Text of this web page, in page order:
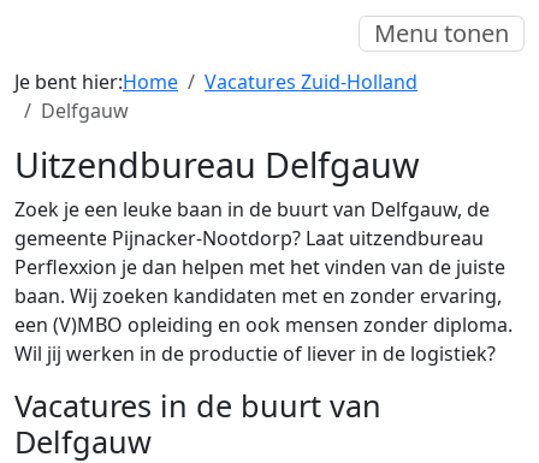
Menu tonen
Je bent hier:Home
Vacatures Zuid-Holland
Delfgauw
Uitzendbureau Delfgauw
Zoek je een leuke baan in de buurt van Delfgauw, de
gemeente Pijnacker-Nootdorp? Laat uitzendbureau
Perflexxion je dan helpen met het vinden van de juiste
baan. Wij zoeken kandidaten met en zonder ervaring,
een (V)MBO opleiding en ook mensen zonder diploma.
Wil jij werken in de productie of liever in de logistiek?
Vacatures in de buurt van
Delfgauw